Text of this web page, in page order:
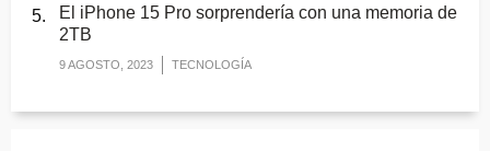
El iPhone 15 Pro sorprendería con una memoria de
2TB
9 AGOSTO, 2023 TECNOLOGÍA